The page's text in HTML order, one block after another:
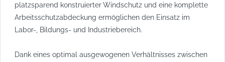
platzsparend konstruierter Windschutz und eine komplette
Arbeitsschutzabdeckung ermöglichen den Einsatz im
Labor-, Bildungs- und Industriebereich.
Dank eines optimal ausgewogenen Verhältnisses zwischen